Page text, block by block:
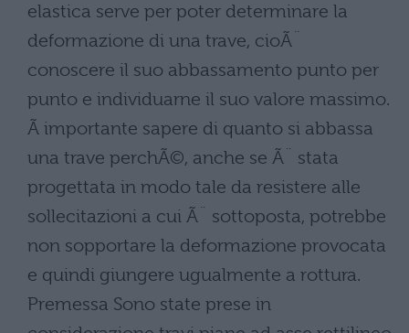
elastica serve per poter determinare la
deformazione di una trave, cioÃ¨
conoscere il suo abbassamento punto per
punto e individuarne il suo valore massimo.
Ã importante sapere di quanto si abbassa
una trave perchÃ©, anche se Ã¨ stata
progettata in modo tale da resistere alle
sollecitazioni a cui Ã¨ sottoposta, potrebbe
non sopportare la deformazione provocata
e quindi giungere ugualmente a rottura.
Premessa Sono state prese in